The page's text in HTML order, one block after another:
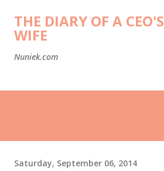
Skip to main content
THE DIARY OF A CEO'S
WIFE
Nuniek.com
Saturday, September 06, 2014